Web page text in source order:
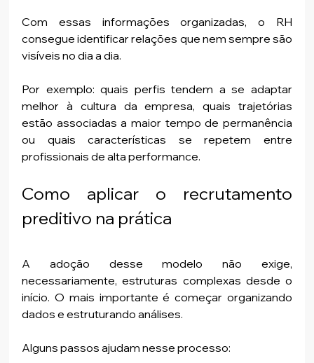
Com essas informações organizadas, o RH
consegue identificar relações que nem sempre são
visíveis no dia a dia.
Por exemplo: quais perfis tendem a se adaptar
melhor à cultura da empresa, quais trajetórias
estão associadas a maior tempo de permanência
ou quais características se repetem entre
profissionais de alta performance.
Como aplicar o recrutamento
preditivo na prática
A adoção desse modelo não exige,
necessariamente, estruturas complexas desde o
início. O mais importante é começar organizando
dados e estruturando análises.
Alguns passos ajudam nesse processo: